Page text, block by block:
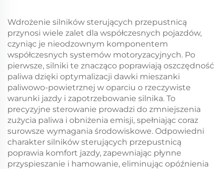
Wdrożenie silników sterujących przepustnicą
przynosi wiele zalet dla współczesnych pojazdów,
czyniąc je nieodzownym komponentem
współczesnych systemów motoryzacyjnych. Po
pierwsze, silniki te znacząco poprawiają oszczędność
paliwa dzięki optymalizacji dawki mieszanki
paliwowo-powietrznej w oparciu o rzeczywiste
warunki jazdy i zapotrzebowanie silnika. To
precyzyjne sterowanie prowadzi do zmniejszenia
zużycia paliwa i obniżenia emisji, spełniając coraz
surowsze wymagania środowiskowe. Odpowiedni
charakter silników sterujących przepustnicą
poprawia komfort jazdy, zapewniając płynne
przyspieszanie i hamowanie, eliminując opóźnienia